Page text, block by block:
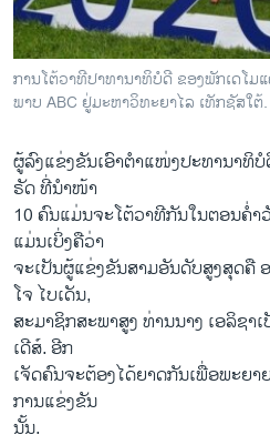
ພາສາອັງກິດ
ວີດີໂອ
ສຽງ
ລາຍງານ
ຕິດຕາມພວກເຮົາ ທີ່
ພາສາຕ່າງໆ
ການ​ໂຕ້​ວາ​ທີ​ປາ​ທາ​ນາ​ທິ​ບໍ​ດີ ຂອງ​ພັກ​ເດ​ໂມ​
ພາບ ABC ຢູ່​ມະ​ຫາ​ວິ​ທະ​ຍາ​ໄລ ເທັກ​ຊັ​ສ​ໃຕ້
ຜູ້​ລົງ​ແຂ່ງຂັນ​ເອົາ​ຕຳ​ແໜ່ງ​ປະ​ທາ​ນາ​ທິ​
ຣັດ ທີ່​ນຳ​ໜ້າ
10 ຄົນແມ່ນຈະໂຕ້ວາທີກັນໃນຕອນຄ່ຳ
ແມ່ນເບິ່ງຄືວ່າ
ຈະເປັນຜູ້ແຂ່ງຂັນສາມອັນດັບສູງສຸດຄື
ໂຈ ໄບເດັນ,
ສະມາຊິກສະພາສູງ ທ່ານນາງ ເອລິຊາ
ເດີສ໌. ອີກ
ເຈັດຄົນຈະຕ້ອງໄດ້ຍາດກັນເພື່ອພະຍ
ການແຂ່ງຂັນ
ນັ້ນ.